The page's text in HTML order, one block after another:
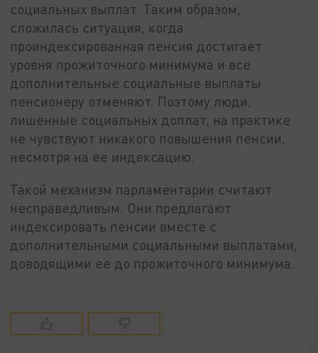
социальных выплат. Таким образом,
сложилась ситуация, когда
проиндексированная пенсия достигает
уровня прожиточного минимума и все
дополнительные социальные выплаты
пенсионеру отменяют. Поэтому люди,
лишенные социальных доплат, на практике
не чувствуют никакого повышения пенсии,
несмотря на ее индексацию.
Такой механизм парламентарии считают
несправедливым. Они предлагают
индексировать пенсии вместе с
дополнительными социальными выплатами,
доводящими ее до прожиточного минимума.